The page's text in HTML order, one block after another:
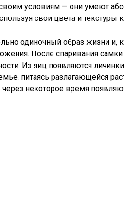
условиям — они умеют
свои цвета и текстуры
одиночный образ жизни и,
После спаривания
Из яиц появляются
питаясь разлагающейся
некоторое время